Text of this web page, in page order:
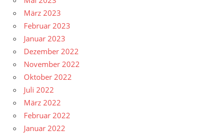
März 2023
Februar 2023
Januar 2023
Dezember 2022
November 2022
Oktober 2022
Juli 2022
März 2022
Februar 2022
Januar 2022